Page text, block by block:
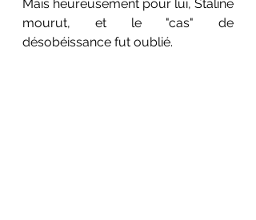
Mais heureusement pour lui, Staline
mourut, et le "cas" de
désobéissance fut oublié.